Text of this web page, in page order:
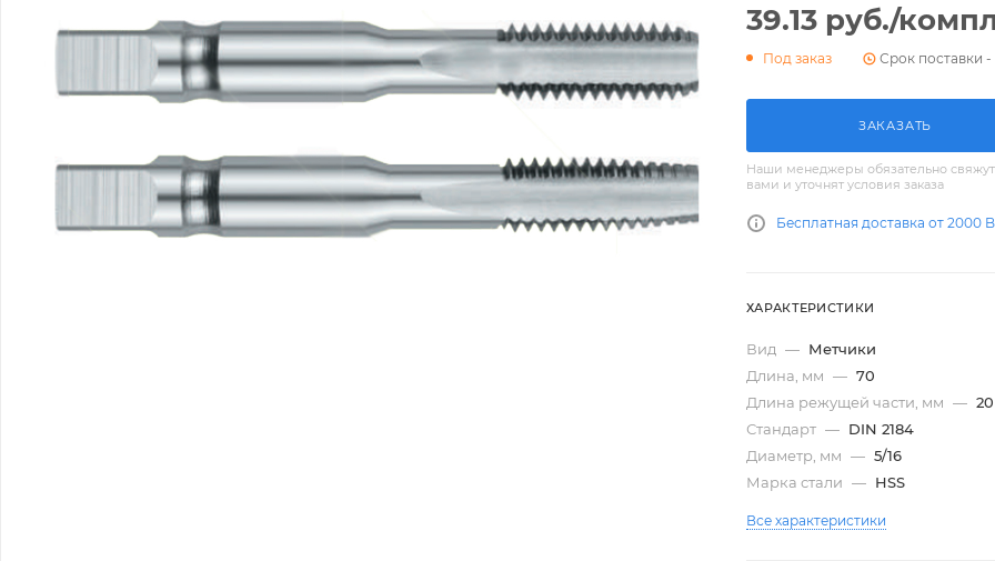
39.13 руб./
Под заказ Срок поставки -
ЗАКАЗАТЬ
Наши менеджеры обязательно
вами и уточнят условия заказа
Бесплатная доставка от 2000
ХАРАКТЕРИСТИКИ
Вид — Метчики
Длина, мм — 70
Длина режущей части, мм — 20
Стандарт — DIN 2184
Диаметр, мм — 5/16
Марка стали — HSS
Все характеристики